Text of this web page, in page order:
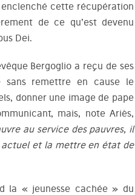
cette récupération
de ce qu’est devenu
Dei.
Bergoglio a reçu de ses
remettre en cause le
donner une image de pape
mais, note Ariès,
au service des pauvres, il
actuel et la mettre en état de
la « jeunesse cachée » du